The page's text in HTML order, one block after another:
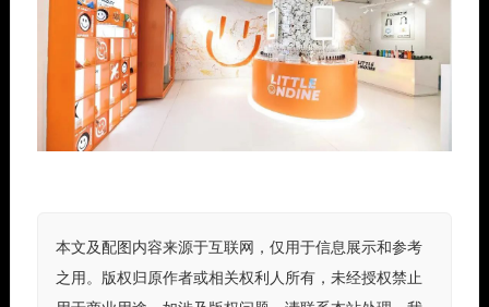
本文及配图内容来源于互联网，仅用于信息展示和参考
之用。版权归原作者或相关权利人所有，未经授权禁止